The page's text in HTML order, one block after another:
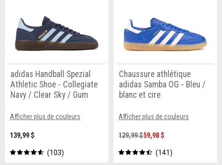
adidas Handball Spezial
Athletic Shoe - Collegiate
Navy / Clear Sky / Gum
Afficher plus de couleurs
139,99 $
103
Chaussure athlétique
adidas Samba OG - Bleu /
blanc et cire
Afficher plus de couleurs
129,99 $59,98 $
141